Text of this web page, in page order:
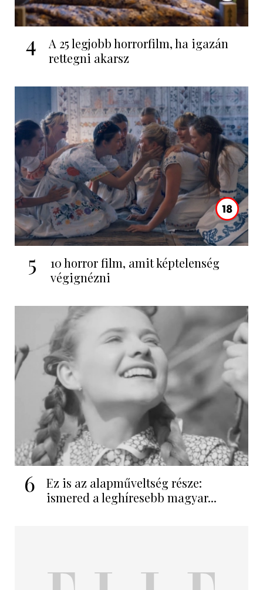
4
A 25 legjobb horrorfilm, ha igazán
rettegni akarsz
5
10 horror film, amit képtelenség
végignézni
6
Ez is az alapműveltség része:
ismered a leghíresebb magyar...